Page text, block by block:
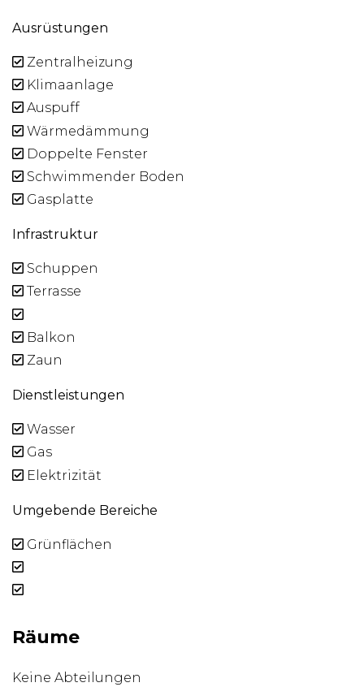
Ausrüstungen
Zentralheizung
Klimaanlage
Auspuff
Wärmedämmung
Doppelte Fenster
Schwimmender Boden
Gasplatte
Infrastruktur
Schuppen
Terrasse
Balkon
Zaun
Dienstleistungen
Wasser
Gas
Elektrizität
Umgebende Bereiche
Grünflächen
Räume
Keine Abteilungen